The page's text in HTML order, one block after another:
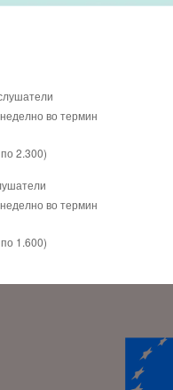
во термин
2.300)
во термин
1.600)